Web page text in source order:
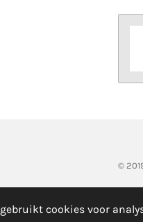
cookies voor
©